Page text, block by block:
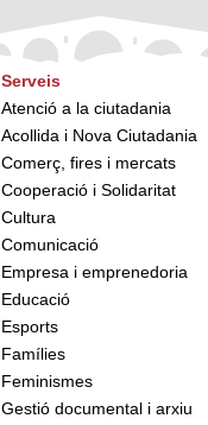
Serveis
Atenció a la ciutadania
Acollida i Nova Ciutadania
Comerç, fires i mercats
Cooperació i Solidaritat
Cultura
Comunicació
Empresa i emprenedoria
Educació
Esports
Famílies
Feminismes
Gestió documental i arxiu